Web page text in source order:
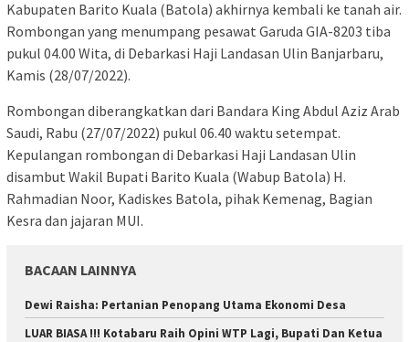
Kabupaten Barito Kuala (Batola) akhirnya kembali ke tanah air.
Rombongan yang menumpang pesawat Garuda GIA-8203 tiba
pukul 04.00 Wita, di Debarkasi Haji Landasan Ulin Banjarbaru,
Kamis (28/07/2022).
Rombongan diberangkatkan dari Bandara King Abdul Aziz Arab
Saudi, Rabu (27/07/2022) pukul 06.40 waktu setempat.
Kepulangan rombongan di Debarkasi Haji Landasan Ulin
disambut Wakil Bupati Barito Kuala (Wabup Batola) H.
Rahmadian Noor, Kadiskes Batola, pihak Kemenag, Bagian
Kesra dan jajaran MUI.
BACAAN LAINNYA
Dewi Raisha: Pertanian Penopang Utama Ekonomi Desa
LUAR BIASA !!! Kotabaru Raih Opini WTP Lagi, Bupati Dan Ketua